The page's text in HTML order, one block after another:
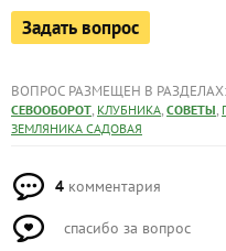
Задать вопрос
ВОПРОС РАЗМЕЩЕН В РАЗДЕЛАХ:
СЕВООБОРОТ, КЛУБНИКА, СОВЕТЫ,
ЗЕМЛЯНИКА САДОВАЯ
4 комментария
спасибо за вопрос